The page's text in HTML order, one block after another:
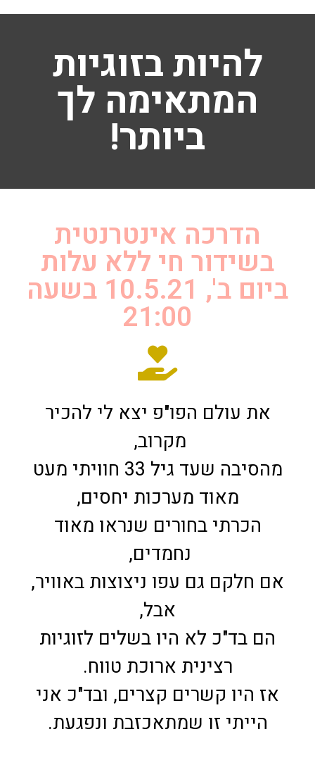
להיות בזוגיות
המתאימה לך
ביותר!
הדרכה אינטרנטית
בשידור חי ללא עלות
ביום ב', 10.5.21 בשעה
21:00
את עולם הפו"פ יצא לי להכיר
מקרוב,
מהסיבה שעד גיל 33 חוויתי מעט
מאוד מערכות יחסים,
הכרתי בחורים שנראו מאוד
נחמדים,
אם חלקם גם עפו ניצוצות באוויר,
אבל,
הם בד"כ לא היו בשלים לזוגיות
רצינית ארוכת טווח.
אז היו קשרים קצרים, ובד"כ אני
הייתי זו שמתאכזבת ונפגעת.